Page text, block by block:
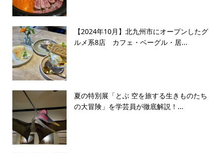
【2024年10月】北九州市にオープンしたグ
ルメ系8店 カフェ・ベーグル・居...
夏の特別展「とぶ 空を旅する生きものたち
の大冒険」を学芸員が徹底解説！...